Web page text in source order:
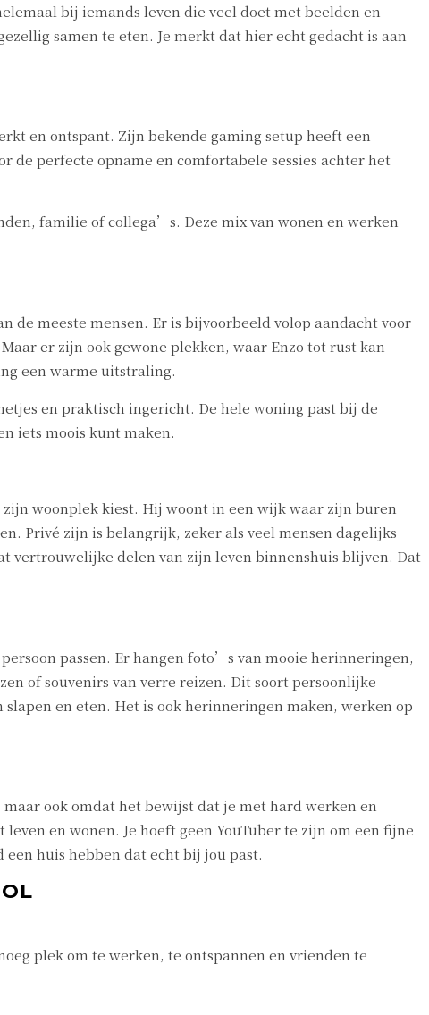
bij iemands leven die veel doet met beelden en
samen te eten. Je merkt dat hier echt gedacht is aan
en ontspant. Zijn bekende gaming setup heeft een
perfecte opname en comfortabele sessies achter het
familie of collega’s. Deze mix van wonen en werken
de meeste mensen. Er is bijvoorbeeld volop aandacht voor
er zijn ook gewone plekken, waar Enzo tot rust kan
een warme uitstraling.
en praktisch ingericht. De hele woning past bij de
iets moois kunt maken.
woonplek kiest. Hij woont in een wijk waar zijn buren
Privé zijn is belangrijk, zeker als veel mensen dagelijks
vertrouwelijke delen van zijn leven binnenshuis blijven. Dat
passen. Er hangen foto’s van mooie herinneringen,
of souvenirs van verre reizen. Dit soort persoonlijke
en eten. Het is ook herinneringen maken, werken op
ook omdat het bewijst dat je met hard werken en
en wonen. Je hoeft geen YouTuber te zijn om een fijne
huis hebben dat echt bij jou past.
plek om te werken, te ontspannen en vrienden te